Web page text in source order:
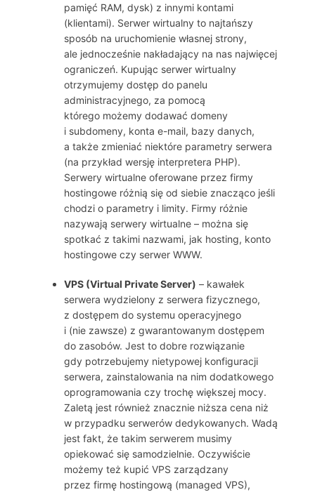
pamięć RAM, dysk) z innymi kontami
(klientami). Serwer wirtualny to najtańszy
sposób na uruchomienie własnej strony,
ale jednocześnie nakładający na nas najwięcej
ograniczeń. Kupując serwer wirtualny
otrzymujemy dostęp do panelu
administracyjnego, za pomocą
którego możemy dodawać domeny
i subdomeny, konta e-mail, bazy danych,
a także zmieniać niektóre parametry serwera
(na przykład wersję interpretera PHP).
Serwery wirtualne oferowane przez firmy
hostingowe różnią się od siebie znacząco jeśli
chodzi o parametry i limity. Firmy różnie
nazywają serwery wirtualne – można się
spotkać z takimi nazwami, jak hosting, konto
hostingowe czy serwer WWW.
VPS (Virtual Private Server) – kawałek
serwera wydzielony z serwera fizycznego,
z dostępem do systemu operacyjnego
i (nie zawsze) z gwarantowanym dostępem
do zasobów. Jest to dobre rozwiązanie
gdy potrzebujemy nietypowej konfiguracji
serwera, zainstalowania na nim dodatkowego
oprogramowania czy trochę większej mocy.
Zaletą jest również znacznie niższa cena niż
w przypadku serwerów dedykowanych. Wadą
jest fakt, że takim serwerem musimy
opiekować się samodzielnie. Oczywiście
możemy też kupić VPS zarządzany
przez firmę hostingową (managed VPS),